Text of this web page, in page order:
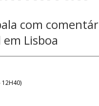
com
Lisboa
12H40)